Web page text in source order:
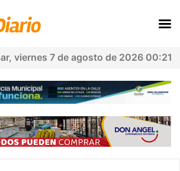
viernes 7 de agosto de 2026 00:21